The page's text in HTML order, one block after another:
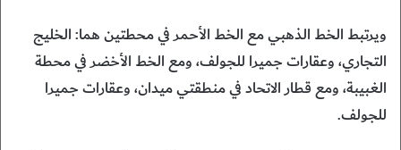
ويرتبط الخط الذهبي مع الخط الأحمر في محطتين هما: الخليج
التجاري، وعقارات جميرا للجولف، ومع الخط الأخضر في محطة
الغبيبة، ومع قطار الاتحاد في منطقتي ميدان، وعقارات جميرا
للجولف.